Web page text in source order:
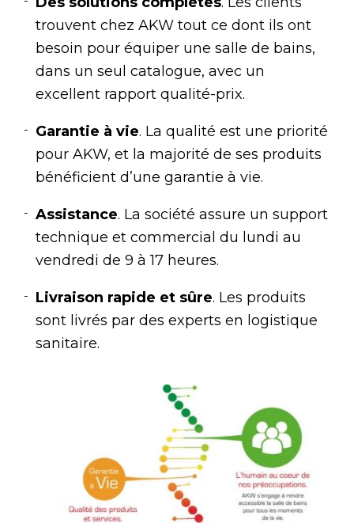
trouvent chez AKW tout ce dont ils ont
besoin pour équiper une salle de bains,
dans un seul catalogue, avec un
excellent rapport qualité-prix.
Garantie à vie. La qualité est une priorité
pour AKW, et la majorité de ses produits
bénéficient d’une garantie à vie.
Assistance. La société assure un support
technique et commercial du lundi au
vendredi de 9 à 17 heures.
Livraison rapide et sûre. Les produits
sont livrés par des experts en logistique
sanitaire.